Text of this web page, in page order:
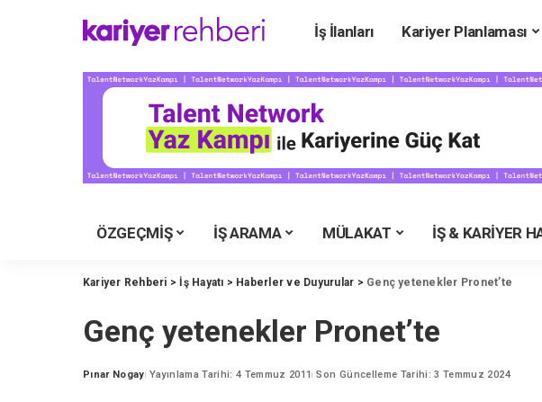
İş İlanları Kariyer Planlaması
ÜNİVERSİTEYE
Üniversiteler
Üniversite Bölümleri
Üniversite Karşılaştırma
Meslekler Rehberi
YKS Puan Hesaplama
ÖZGEÇMİŞ İŞ ARAMA MÜLAKAT İŞ & KARİYER
Kariyer Rehberi > İş Hayatı > Haberler ve Duyurular > Genç yetenekler Pronet’te
Genç yetenekler Pronet’te
Posted
Pınar Nogay Yayınlama Tarihi: 4 Temmuz 2011 Son Güncelleme Tarihi: 3 Temmuz 2024